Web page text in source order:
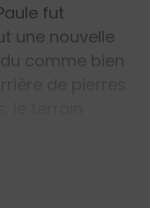
fut
une nouvelle
comme bien